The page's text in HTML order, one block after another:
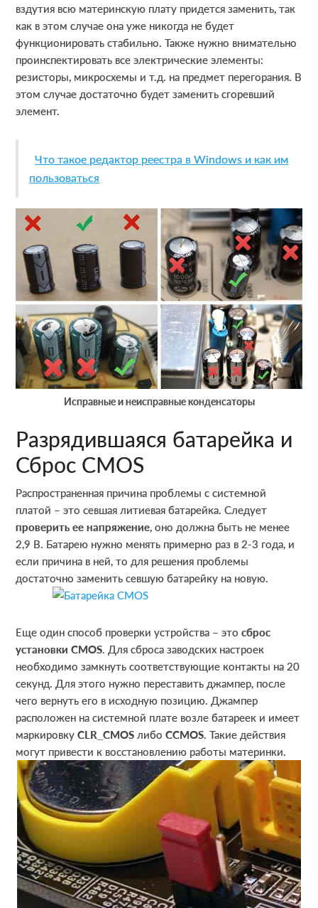
вздутия всю материнскую плату придется заменить, так
как в этом случае она уже никогда не будет
функционировать стабильно. Также нужно внимательно
проинспектировать все электрические элементы:
резисторы, микросхемы и т.д. на предмет перегорания. В
этом случае достаточно будет заменить сгоревший
элемент.
Что такое редактор реестра в Windows и как им
пользоваться
Исправные и неисправные конденсаторы
Разрядившаяся батарейка и
Сброс СМОS
Распространенная причина проблемы с системной
платой – это севшая литиевая батарейка. Следует
проверить ее напряжение, оно должна быть не менее
2,9 В. Батарею нужно менять примерно раз в 2-3 года, и
если причина в ней, то для решения проблемы
достаточно заменить севшую батарейку на новую.
Еще один способ проверки устройства – этосброс
установки СМОS. Для сброса заводских настроек
необходимо замкнуть соответствующие контакты на 20
секунд. Для этого нужно переставить джампер, после
чего вернуть его в исходную позицию. Джампер
расположен на системной плате возле батареек и имеет
маркировкуСLR_CMOS либоCCMOS. Такие действия
могут привести к восстановлению работы материнки.